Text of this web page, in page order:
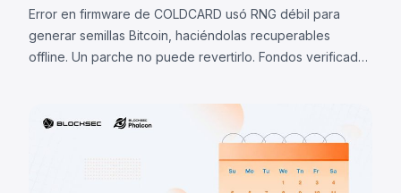
Error en firmware de COLDCARD usó RNG débil para
generar semillas Bitcoin, haciéndolas recuperables
offline. Un parche no puede revertirlo. Fondos verificados